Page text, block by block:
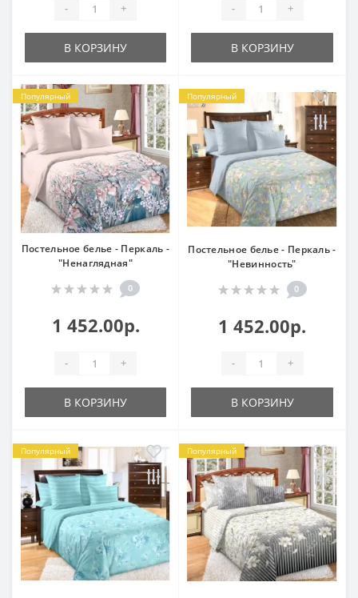
- +
В КОРЗИНУ
- +
В КОРЗИНУ
Популярный
Постельное белье - Перкаль -
"Ненаглядная"
0
1 452.00р.
- +
В КОРЗИНУ
Популярный
Постельное белье - Перкаль -
"Невинность"
0
1 452.00р.
- +
В КОРЗИНУ
Популярный Популярный